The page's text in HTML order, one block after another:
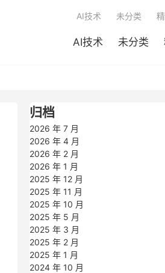
AI技术 未分类
AI技术 未分类
归档
2026 年 7 月
2026 年 4 月
2026 年 2 月
2026 年 1 月
2025 年 12 月
2025 年 11 月
2025 年 10 月
2025 年 5 月
2025 年 3 月
2025 年 2 月
2025 年 1 月
2024 年 10 月